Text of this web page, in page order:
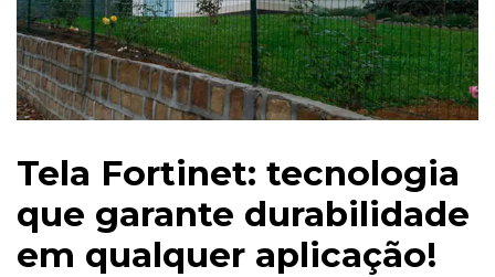
Tela Fortinet: tecnologia
que garante durabilidade
em qualquer aplicação!